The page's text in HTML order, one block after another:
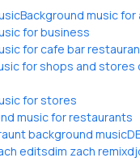
Background music for
for business
for cafe bar
for shops and stores
for stores
music for restaurants
background music
editsdim zach remixdj